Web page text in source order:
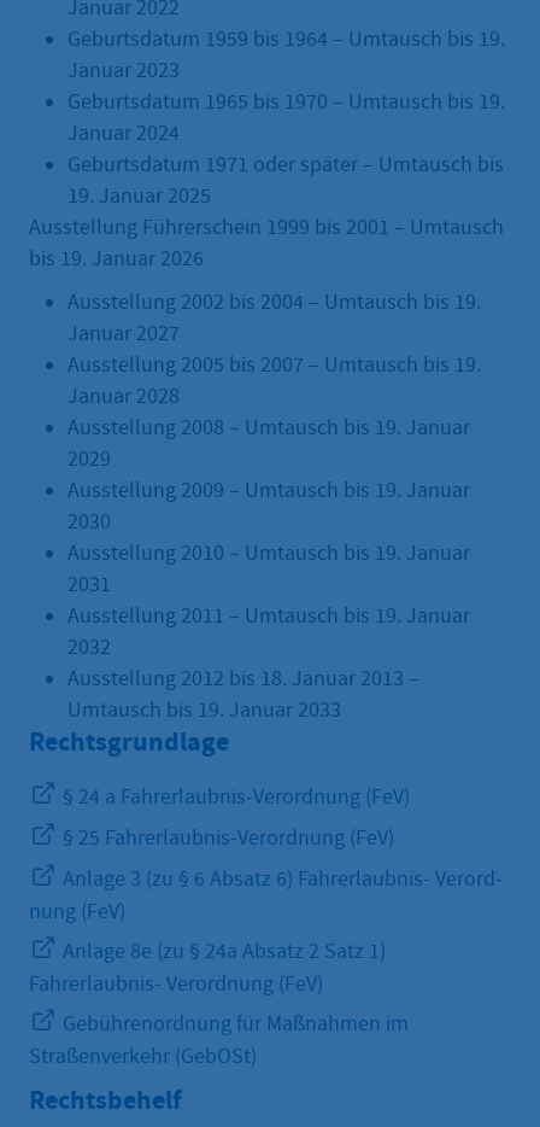
Januar 2022
Geburtsdatum 1959 bis 1964 – Umtausch bis 19.
Januar 2023
Geburtsdatum 1965 bis 1970 – Umtausch bis 19.
Januar 2024
Geburtsdatum 1971 oder später – Umtausch bis
19. Januar 2025
Ausstellung Führerschein 1999 bis 2001 – Umtausch
bis 19. Januar 2026
Ausstellung 2002 bis 2004 – Umtausch bis 19.
Januar 2027
Ausstellung 2005 bis 2007 – Umtausch bis 19.
Januar 2028
Ausstellung 2008 – Umtausch bis 19. Januar
2029
Ausstellung 2009 – Umtausch bis 19. Januar
2030
Ausstellung 2010 – Umtausch bis 19. Januar
2031
Ausstellung 2011 – Umtausch bis 19. Januar
2032
Ausstellung 2012 bis 18. Januar 2013 –
Umtausch bis 19. Januar 2033
Rechtsgrundlage
§ 24 a Fahrerlaubnis-Verordnung (FeV)
§ 25 Fahrerlaubnis-Verordnung (FeV)
Anlage 3 (zu § 6 Absatz 6) Fahrerlaubnis- Verord-
nung (FeV)
Anlage 8e (zu § 24a Absatz 2 Satz 1)
Fahrerlaubnis- Verordnung (FeV)
Gebührenordnung für Maßnahmen im
Straßenverkehr (GebOSt)
Rechtsbehelf